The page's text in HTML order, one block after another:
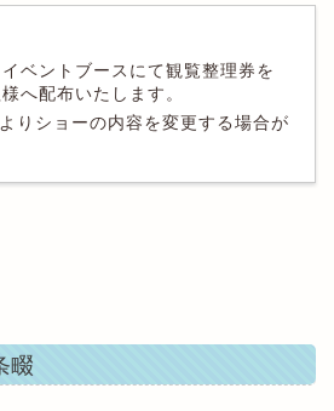
ベントブースにて観覧整理券を
へ配布いたします。
りショーの内容を変更する場合が
畷